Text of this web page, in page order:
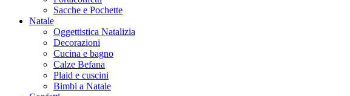
Sacche e Pochette
Natale
Oggettistica Natalizia
Decorazioni
Cucina e bagno
Calze Befana
Plaid e cuscini
Bimbi a Natale